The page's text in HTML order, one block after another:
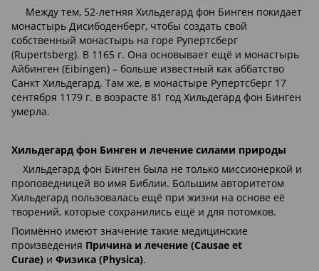
Между тем, 52-летняя Хильдегард фон Бинген покидает
монастырь Дисибоденберг, чтобы создать свой
собственный монастырь на горе Рупертсберг
(Rupertsberg). В 1165 г. Она основывает ещё и монастырь
Айбинген (Eibingen) – больше известный как аббатство
Санкт Хильдегард. Там же, в монастыре Рупертсберг 17
сентября 1179 г. в возрасте 81 год Хильдегард фон Бинген
умерла.
Хильдегард фон Бинген и лечение силами природы
Хильдегард фон Бинген была не только миссионеркой и
проповедницей во имя Библии. Большим авторитетом
Хильдегард пользовалась ещё при жизни на основе её
творений, которые сохранились ещё и для потомков.
Поимённо имеют значение такие медицинские
произведения Причина и лечение (Causae et
Curae) и Физика (Physica).